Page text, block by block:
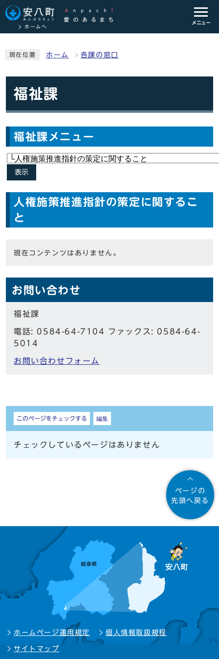
ホームへ
メニュー
現在位置 ホーム 各課の窓口
福祉課
福祉課メニュー
表示
人権施策推進指針の策定に関するこ
と
現在コンテンツはありません。
お問い合わせ
福祉課
電話: 0584-64-7104 ファックス: 0584-64-
5014
お問い合わせフォーム
しおり
このページをチェックする 編集
チェックしているページはありません
ページの
先頭へ戻る
ホームページ運用規定 個人情報取扱規程
サイトマップ